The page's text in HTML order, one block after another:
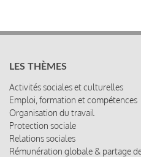
LES THÈMES
Activités sociales et culturelles
Emploi, formation et compétences
Organisation du travail
Protection sociale
Relations sociales
Rémunération globale & partage